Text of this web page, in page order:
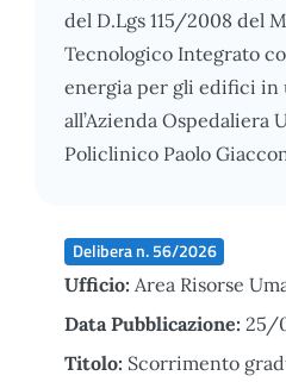
del D.Lgs 115/2008 del
Tecnologico Integrato
energia per gli edifici in
all’Azienda Ospedaliera
Policlinico Paolo
Delibera n. 56/2026
Ufficio: Area Risorse
Data Pubblicazione: 25/
Titolo: Scorrimento